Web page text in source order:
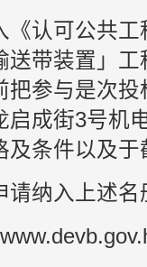
《认可公共
送带装置」
把参与是次
启成街3号机
及条件以及
请纳入上述